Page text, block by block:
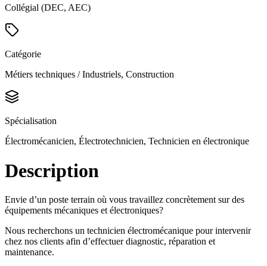
Collégial (DEC, AEC)
Catégorie
Métiers techniques / Industriels, Construction
Spécialisation
Électromécanicien, Électrotechnicien, Technicien en électronique
Description
Envie d’un poste terrain où vous travaillez concrètement sur des
équipements mécaniques et électroniques?
Nous recherchons un technicien électromécanique pour intervenir
chez nos clients afin d’effectuer diagnostic, réparation et
maintenance.